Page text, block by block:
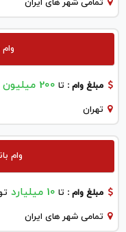
تمامی شهر های ایران
مبلغ وام : تا 200 میلیون
تهران
وام
مبلغ وام : تا 10 میلیارد
تمامی شهر های ایران